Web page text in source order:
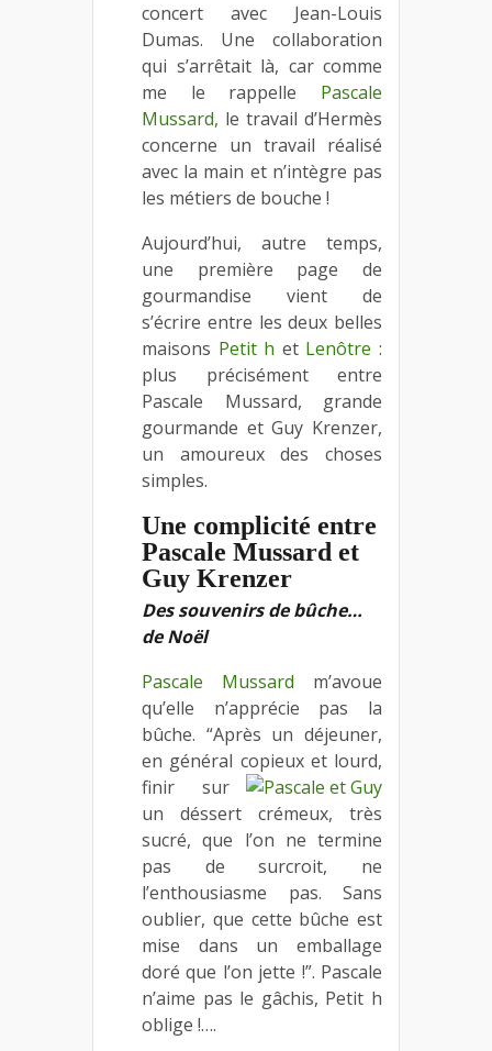
concert avec Jean-Louis
Dumas. Une collaboration
qui s’arrêtait là, car comme
me le rappelle Pascale
Mussard, le travail d’Hermès
concerne un travail réalisé
avec la main et n’intègre pas
les métiers de bouche !
Aujourd’hui, autre temps,
une première page de
gourmandise vient de
s’écrire entre les deux belles
maisons Petit h et Lenôtre:
plus précisément entre
Pascale Mussard, grande
gourmande et Guy Krenzer,
un amoureux des choses
simples.
Une complicité entre
Pascale Mussard et
Guy Krenzer
Des souvenirs de bûche…
de Noël
Pascale Mussard m’avoue
qu’elle n’apprécie pas la
bûche. “Après un déjeuner,
en général copieux et lourd,
finir sur
un déssert crémeux, très
sucré, que l’on ne termine
pas de surcroit, ne
l’enthousiasme pas. Sans
oublier, que cette bûche est
mise dans un emballage
doré que l’on jette !”. Pascale
n’aime pas le gâchis, Petit h
oblige !….